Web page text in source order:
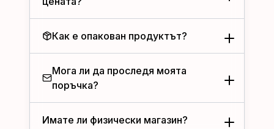
Как е опакован продуктът?
Мога ли да проследя моята
поръчка?
Имате ли физически магазин?